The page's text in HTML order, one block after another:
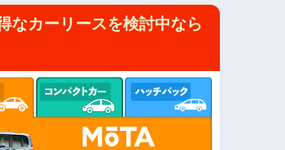
なカーリースを検討中なら